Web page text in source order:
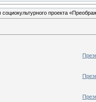
социокультурного проекта